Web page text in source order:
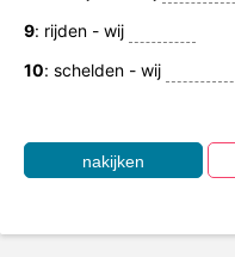
9: rijden - wij
10: schelden - wij